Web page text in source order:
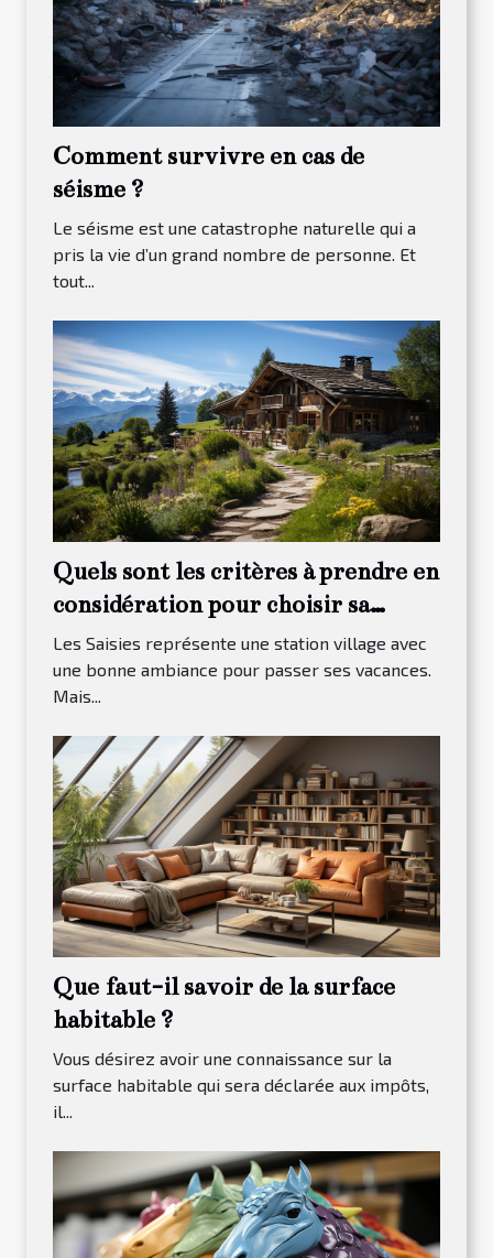
Comment survivre en cas de
séisme ?
Le séisme est une catastrophe naturelle qui a
pris la vie d’un grand nombre de personne. Et
tout...
Quels sont les critères à prendre en
considération pour choisir sa
maison à louer dans Les Saisies ?
Les Saisies représente une station village avec
une bonne ambiance pour passer ses vacances.
Mais...
Que faut-il savoir de la surface
habitable ?
Vous désirez avoir une connaissance sur la
surface habitable qui sera déclarée aux impôts,
il...